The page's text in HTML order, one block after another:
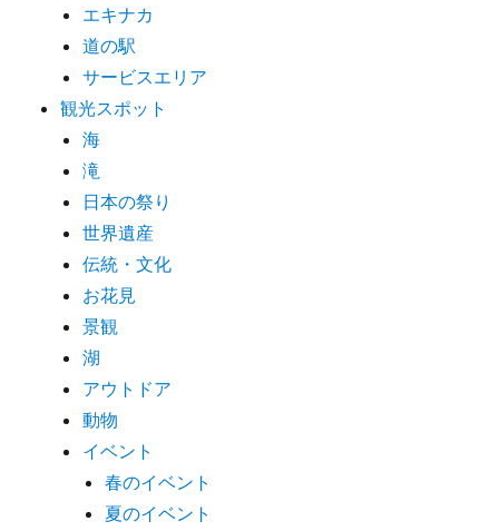
エキナカ
道の駅
サービスエリア
観光スポット
海
滝
日本の祭り
世界遺産
伝統・文化
お花見
景観
湖
アウトドア
動物
イベント
春のイベント
夏のイベント